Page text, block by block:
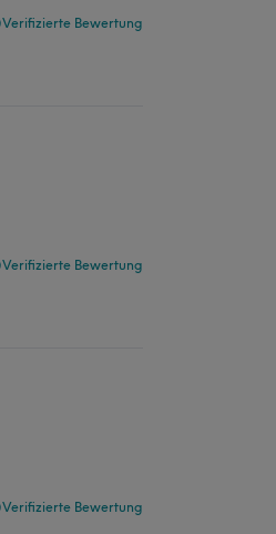
Verifizierte Bewertung
Verifizierte Bewertung
Verifizierte Bewertung